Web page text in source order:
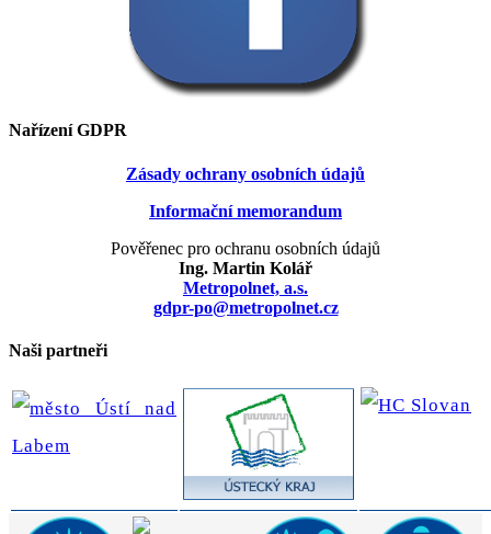
Nařízení GDPR
Zásady ochrany osobních údajů
Informační memorandum
Pověřenec pro ochranu osobních údajů
Ing. Martin Kolář
Metropolnet, a.s.
gdpr-po@metropolnet.cz
Naši partneři